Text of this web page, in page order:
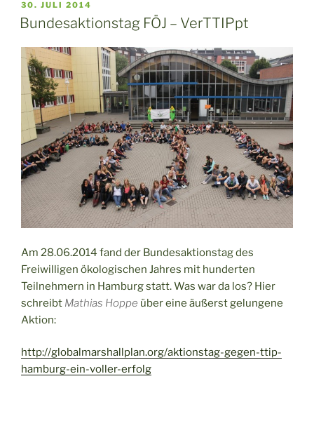
VERÖFFENTLICHT
AM
30. JULI 2014
Bundesaktionstag FÖJ – VerTTIPpt
Am 28.06.2014 fand der Bundesaktionstag des
Freiwilligen ökologischen Jahres mit hunderten
Teilnehmern in Hamburg statt. Was war da los? Hier
schreibt Mathias Hoppe über eine äußerst gelungene
Aktion:
http://globalmarshallplan.org/aktionstag-gegen-ttip-
hamburg-ein-voller-erfolg